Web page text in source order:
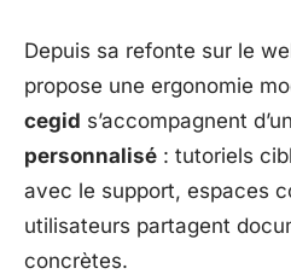
Depuis sa refonte sur le
propose une ergonomie
cegid s’accompagnent d’un
personnalisé : tutoriels
avec le support, espaces
utilisateurs partagent
concrètes.